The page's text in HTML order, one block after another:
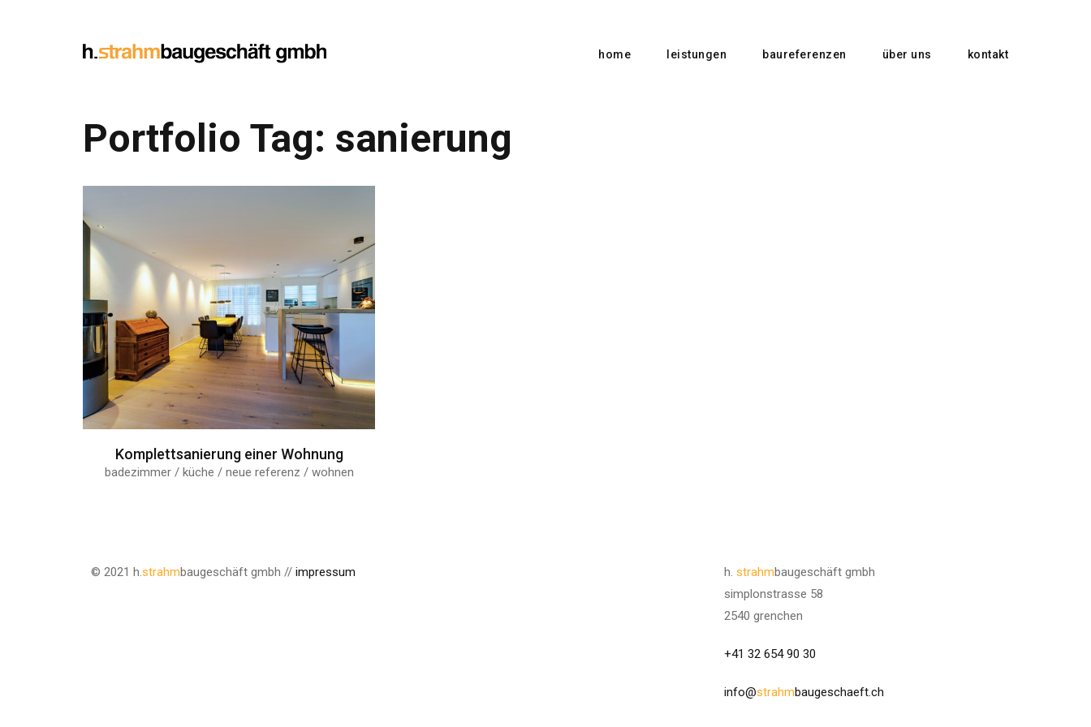
home leistungen baureferenzen über uns kontakt
Portfolio Tag: sanierung
Komplettsanierung einer Wohnung
badezimmer / küche / neue referenz / wohnen
© 2021 h.strahmbaugeschäft gmbh // impressum h. strahmbaugeschäft gmbh
simplonstrasse 58
2540 grenchen
+41 32 654 90 30
info@strahmbaugeschaeft.ch